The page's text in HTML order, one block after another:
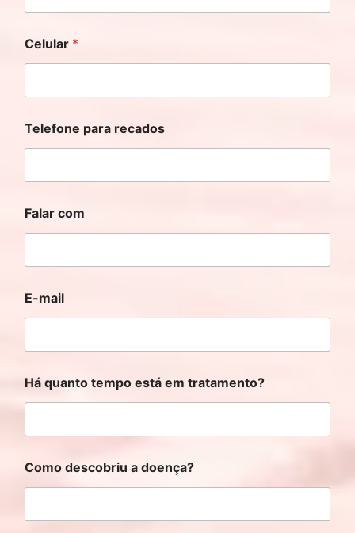
Celular *
Telefone para recados
Falar com
E-mail
Há quanto tempo está em tratamento?
Como descobriu a doença?